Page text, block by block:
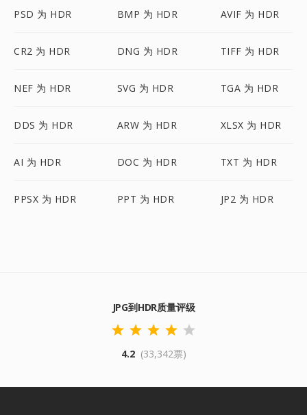
PSD 为 HDR BMP 为 HDR AVIF 为 HDR
CR2 为 HDR DNG 为 HDR TIFF 为 HDR
NEF 为 HDR SVG 为 HDR TGA 为 HDR
DDS 为 HDR ARW 为 HDR XLSX 为 HDR
AI 为 HDR DOC 为 HDR TXT 为 HDR
PPSX 为 HDR PPT 为 HDR JP2 为 HDR
JPG到HDR质量评级
4.2 (33,342票)